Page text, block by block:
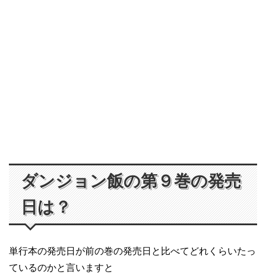
ダンジョン飯の第９巻の発売
日は？
単行本の発売日が前の巻の発売日と比べてどれくらいたっ
ているのかと言いますと